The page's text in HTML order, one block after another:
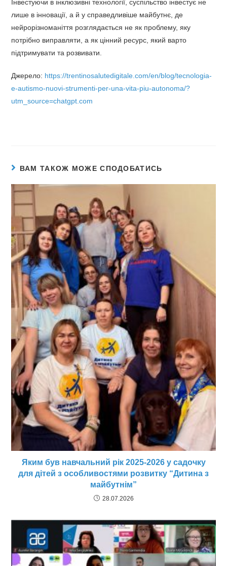
Інвестуючи в інклюзивні технології, суспільство інвестує не
лише в інновації, а й у справедливіше майбутнє, де
нейрорізноманіття розглядається не як проблему, яку
потрібно виправляти, а як цінний ресурс, який варто
підтримувати та розвивати.
Джерело: https://trentinosalutedigitale.com/en/blog/tecnologia-
e-autismo-nuovi-strumenti-per-una-vita-piu-autonoma/?
utm_source=chatgpt.com
ВАМ ТАКОЖ МОЖЕ СПОДОБАТИСЬ
Яким був навчальний рік 2025-2026 у садочку
для дітей з особливостями розвитку “Дитина з
майбутнім”
28.07.2026